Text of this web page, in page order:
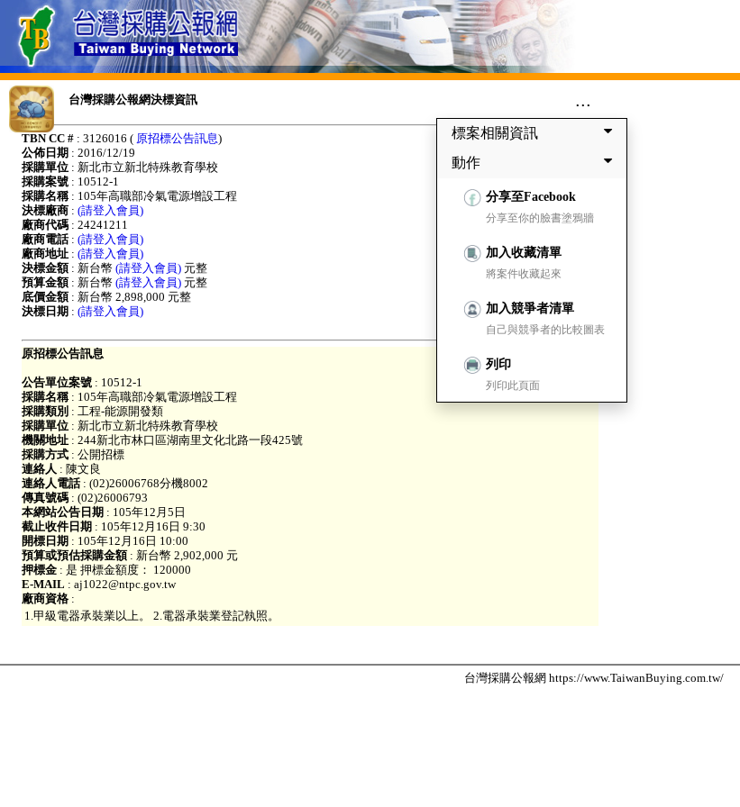
台灣採購公報網決標資訊 ...
標案相關資訊
動作
分享至Facebook
分享至你的臉書塗鴉牆
加入收藏清單
將案件收藏起來
加入競爭者清單
自己與競爭者的比較圖表
列印
列印此頁面
TBN CC # : 3126016 ( 原招標公告訊息)
公佈日期 : 2016/12/19
採購單位 : 新北市立新北特殊教育學校
採購案號 : 10512-1
採購名稱: 105年高職部冷氣電源增設工程
決標廠商 : (請登入會員)
廠商代碼 : 24241211
廠商電話: (請登入會員)
廠商地址 : (請登入會員)
決標金額: 新台幣 (請登入會員) 元整
預算金額: 新台幣 (請登入會員) 元整
底價金額: 新台幣 2,898,000 元整
決標日期 : (請登入會員)
原招標公告訊息
公告單位案號 : 10512-1
採購名稱: 105年高職部冷氣電源增設工程
採購類別 : 工程-能源開發類
採購單位 : 新北市立新北特殊教育學校
機關地址 : 244新北市林口區湖南里文化北路一段425號
採購方式 : 公開招標
連絡人 : 陳文良
連絡人電話: (02)26006768分機8002
傳真號碼 : (02)26006793
本網站公告日期 : 105年12月5日
截止收件日期 : 105年12月16日 9:30
開標日期 : 105年12月16日 10:00
預算或預估採購金額: 新台幣 2,902,000 元
押標金 : 是 押標金額度： 120000
E-MAIL : aj1022@ntpc.gov.tw
廠商資格 :
1.甲級電器承裝業以上。 2.電器承裝業登記執照。
台灣採購公報網 https://www.TaiwanBuying.com.tw/